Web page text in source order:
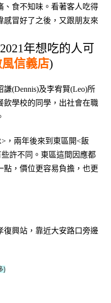
、食不知味。看著客人吃得
感冒好了之後，又跟朋友來
年想吃的人可
信義店)
(Dennis)及李宥賢(Leo)所
飲學校的同學，出社會在職
，兩年後來到東區開<飯
許不同。東區這間因應都
，價位更容易負擔，也更
復興站，靠近大安路口旁邊
)